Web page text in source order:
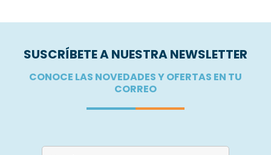
SUSCRÍBETE A NUESTRA NEWSLETTER
CONOCE LAS NOVEDADES Y OFERTAS EN TU
CORREO